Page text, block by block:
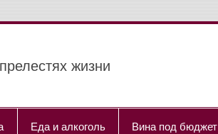
жизни
Еда и алкоголь Вина под бюджет